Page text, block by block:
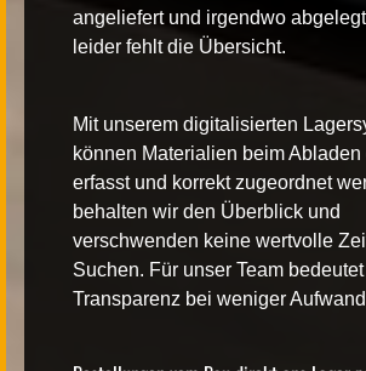
angeliefert und irgendwo
leider fehlt die Übersicht.
Mit unserem digitalisierten
können Materialien beim Abladen
erfasst und korrekt zugeordnet
behalten wir den Überblick und
verschwenden keine wertvolle
Suchen. Für unser Team
Transparenz bei weniger